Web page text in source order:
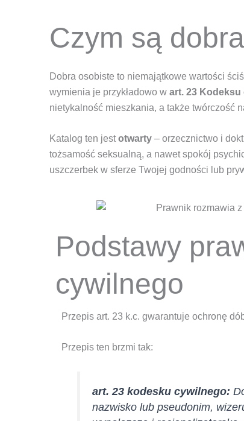
Czym są
Dobra osobiste to niemajątkowe wartości
wymienia je przykładowo w art. 23 Kodeksu
nietykalność mieszkania, a także twórczość
Katalog ten jestotwarty – orzecznictwo i
tożsamość seksualną, a nawet spokój
uszczerbek w sferze Twojej godności lub
Podstawy
cywilnego
Przepis art. 23 k.c. gwarantuje ochronę
Przepis ten brzmi tak:
art. 23 kodesku cywilnego:
nazwisko lub pseudonim,